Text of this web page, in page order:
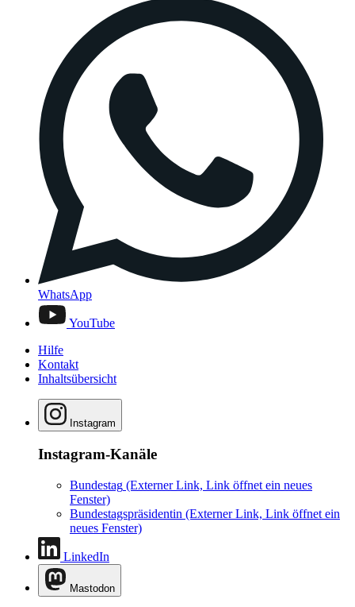
WhatsApp
YouTube
Hilfe
Kontakt
Inhaltsübersicht
Instagram
Instagram-Kanäle
Bundestag (Externer Link, Link öffnet ein neues
Fenster)
Bundestagspräsidentin (Externer Link, Link öffnet ein
neues Fenster)
LinkedIn
Mastodon